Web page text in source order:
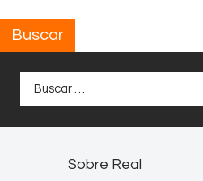
Buscar
Sobre Real